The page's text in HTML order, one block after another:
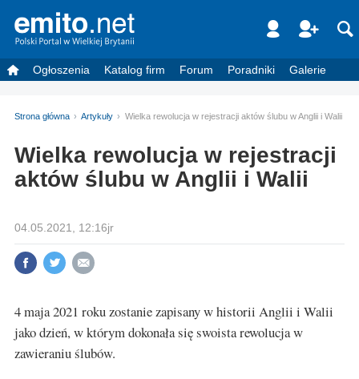
Ogłoszenia Katalog firm Forum Poradniki Galerie
Strona główna Artykuły Wielka rewolucja w rejestracji aktów ślubu w Anglii i Walii
Wielka rewolucja w rejestracji
aktów ślubu w Anglii i Walii
04.05.2021, 12:16jr
4 maja 2021 roku zostanie zapisany w historii Anglii i Walii
jako dzień, w którym dokonała się swoista rewolucja w
zawieraniu ślubów.